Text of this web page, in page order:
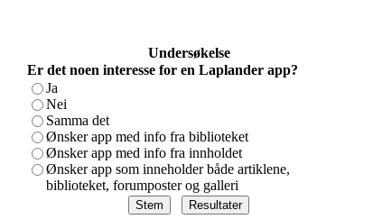
Undersøkelse
Er det noen interesse for en Laplander app?
Ja
Nei
Samma det
Ønsker app med info fra biblioteket
Ønsker app med info fra innholdet
Ønsker app som inneholder både artiklene,
biblioteket, forumposter og galleri